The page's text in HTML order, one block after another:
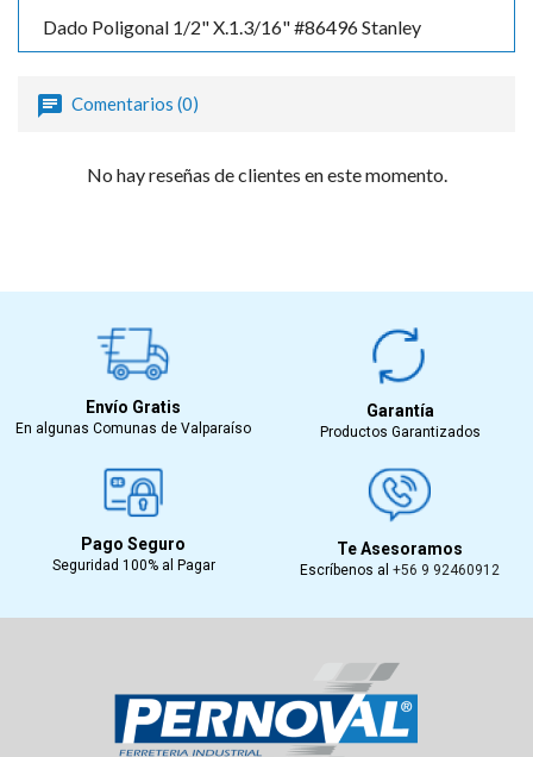
Dado Poligonal 1/2" X.1.3/16" #86496 Stanley
Comentarios (0)
No hay reseñas de clientes en este momento.
Envío Gratis
En algunas Comunas de Valparaíso
Garantía
Productos Garantizados
Pago Seguro
Seguridad 100% al Pagar
Te Asesoramos
Escríbenos al +56 9 92460912